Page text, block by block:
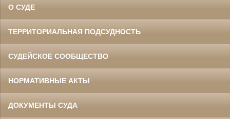
О СУДЕ
ТЕРРИТОРИАЛЬНАЯ ПОДСУДНОСТЬ
СУДЕЙСКОЕ СООБЩЕСТВО
НОРМАТИВНЫЕ АКТЫ
ДОКУМЕНТЫ СУДА